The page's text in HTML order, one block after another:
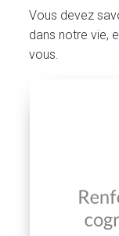
Vous devez
dans notre vie,
vous.